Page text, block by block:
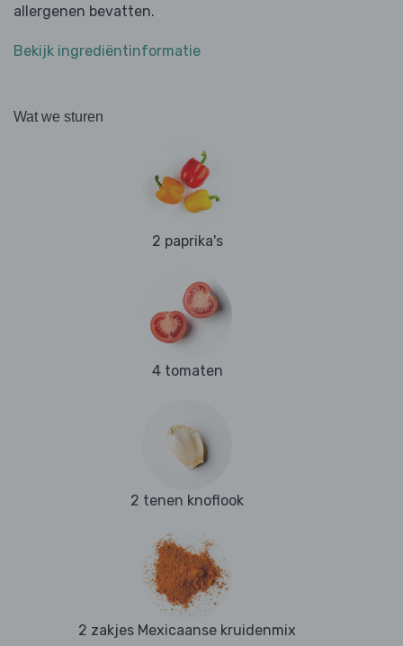
allergenen bevatten.
Bekijk ingrediëntinformatie
Wat we sturen
2 paprika's
4 tomaten
2 tenen knoflook
2 zakjes Mexicaanse kruidenmix